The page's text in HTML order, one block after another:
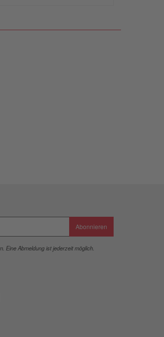
Abonnieren
Eine Abmeldung ist jederzeit möglich.